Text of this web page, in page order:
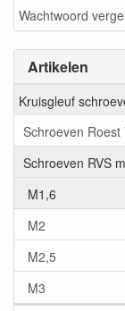
Wachtwoord
Artikelen
Kruisgleuf
Schroeven
Schroeven RVS
M1,6
M2
M2,5
M3